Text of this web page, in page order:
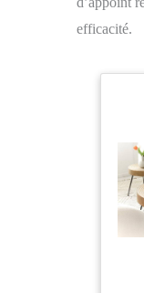
efficacité.